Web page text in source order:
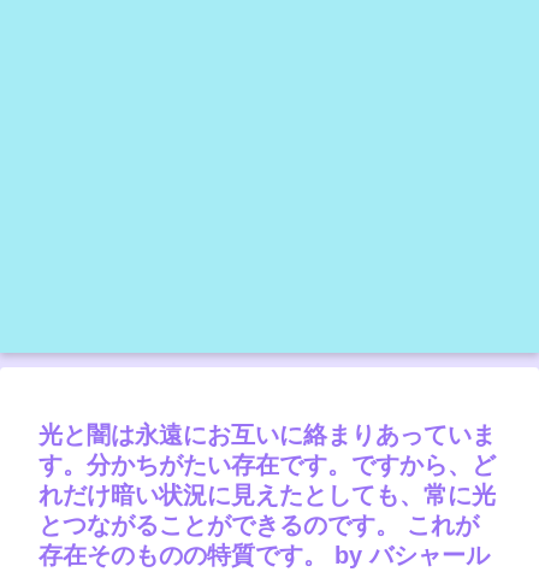
光と闇は永遠にお互いに絡まりあっていま
す。分かちがたい存在です。ですから、ど
れだけ暗い状況に見えたとしても、常に光
とつながることができるのです。 これが
存在そのものの特質です。 by バシャール